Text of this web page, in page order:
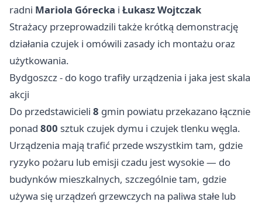
radni Mariola Górecka i Łukasz Wojtczak
Strażacy przeprowadzili także krótką demonstrację
działania czujek i omówili zasady ich montażu oraz
użytkowania.
Bydgoszcz - do kogo trafiły urządzenia i jaka jest skala
akcji
Do przedstawicieli 8 gmin powiatu przekazano łącznie
ponad 800 sztuk czujek dymu i czujek tlenku węgla.
Urządzenia mają trafić przede wszystkim tam, gdzie
ryzyko pożaru lub emisji czadu jest wysokie — do
budynków mieszkalnych, szczególnie tam, gdzie
używa się urządzeń grzewczych na paliwa stałe lub